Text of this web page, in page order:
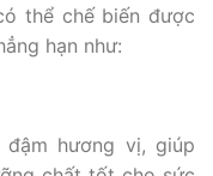
thể chế biến được
hạn như:
hương vị, giúp